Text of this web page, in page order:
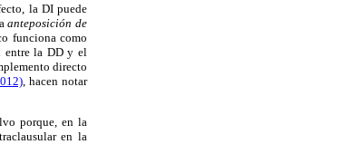
la DI puede
anteposición de
funciona como
entre la DD y el
directo
, hacen notar
porque, en la
en la